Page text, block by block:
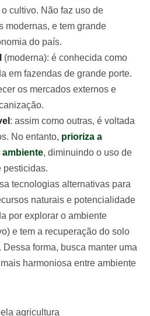
cultivo. Não faz uso de
modernas, e tem grande
do país.
(moderna): é conhecida como
em fazendas de grande porte.
os mercados externos e
: assim como outras, é voltada
No entanto, prioriza a
ambiente, diminuindo o uso de
pesticidas.
tecnologias alternativas para
naturais e potencialidade
por explorar o ambiente
e tem a recuperação do solo
forma, busca manter uma
harmoniosa entre ambiente